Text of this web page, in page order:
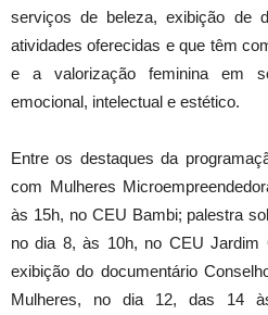
serviços de beleza, exibição de
atividades oferecidas e que têm
e a valorização feminina em
emocional, intelectual e estético.
Entre os destaques da
com Mulheres
às 15h, no CEU Bambi; palestra
no dia 8, às 10h, no CEU Jardim
exibição do documentário
Mulheres, no dia 12, das 14